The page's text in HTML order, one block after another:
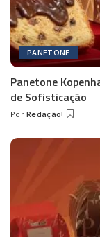
PANETONE
Panetone
de Sofisticação
Posted
Por Redação